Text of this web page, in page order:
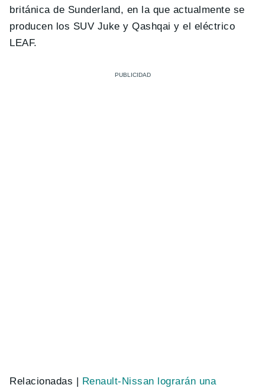
británica de Sunderland, en la que actualmente se
producen los SUV Juke y Qashqai y el eléctrico
LEAF.
Relacionadas |
Renault-Nissan lograrán una